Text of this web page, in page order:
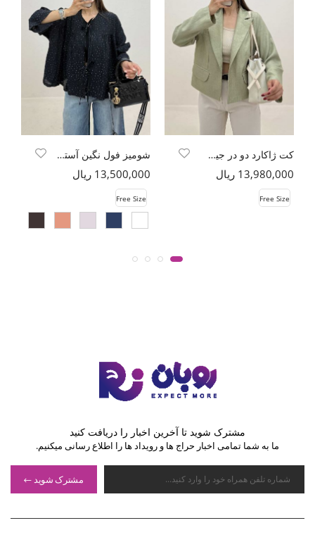
کت ژاکارد دو در جیب طرح بتجقه
13,980,000 ریال
Free Size
شومیز فول نگین آستین شیپوری
13,500,000 ریال
Free Size
مشترک شوید تا آخرین اخبار را دریافت کنید
ما به شما تمامی اخبار حراج ها و رویداد ها را اطلاع رسانی میکنیم.
مشترک شوید